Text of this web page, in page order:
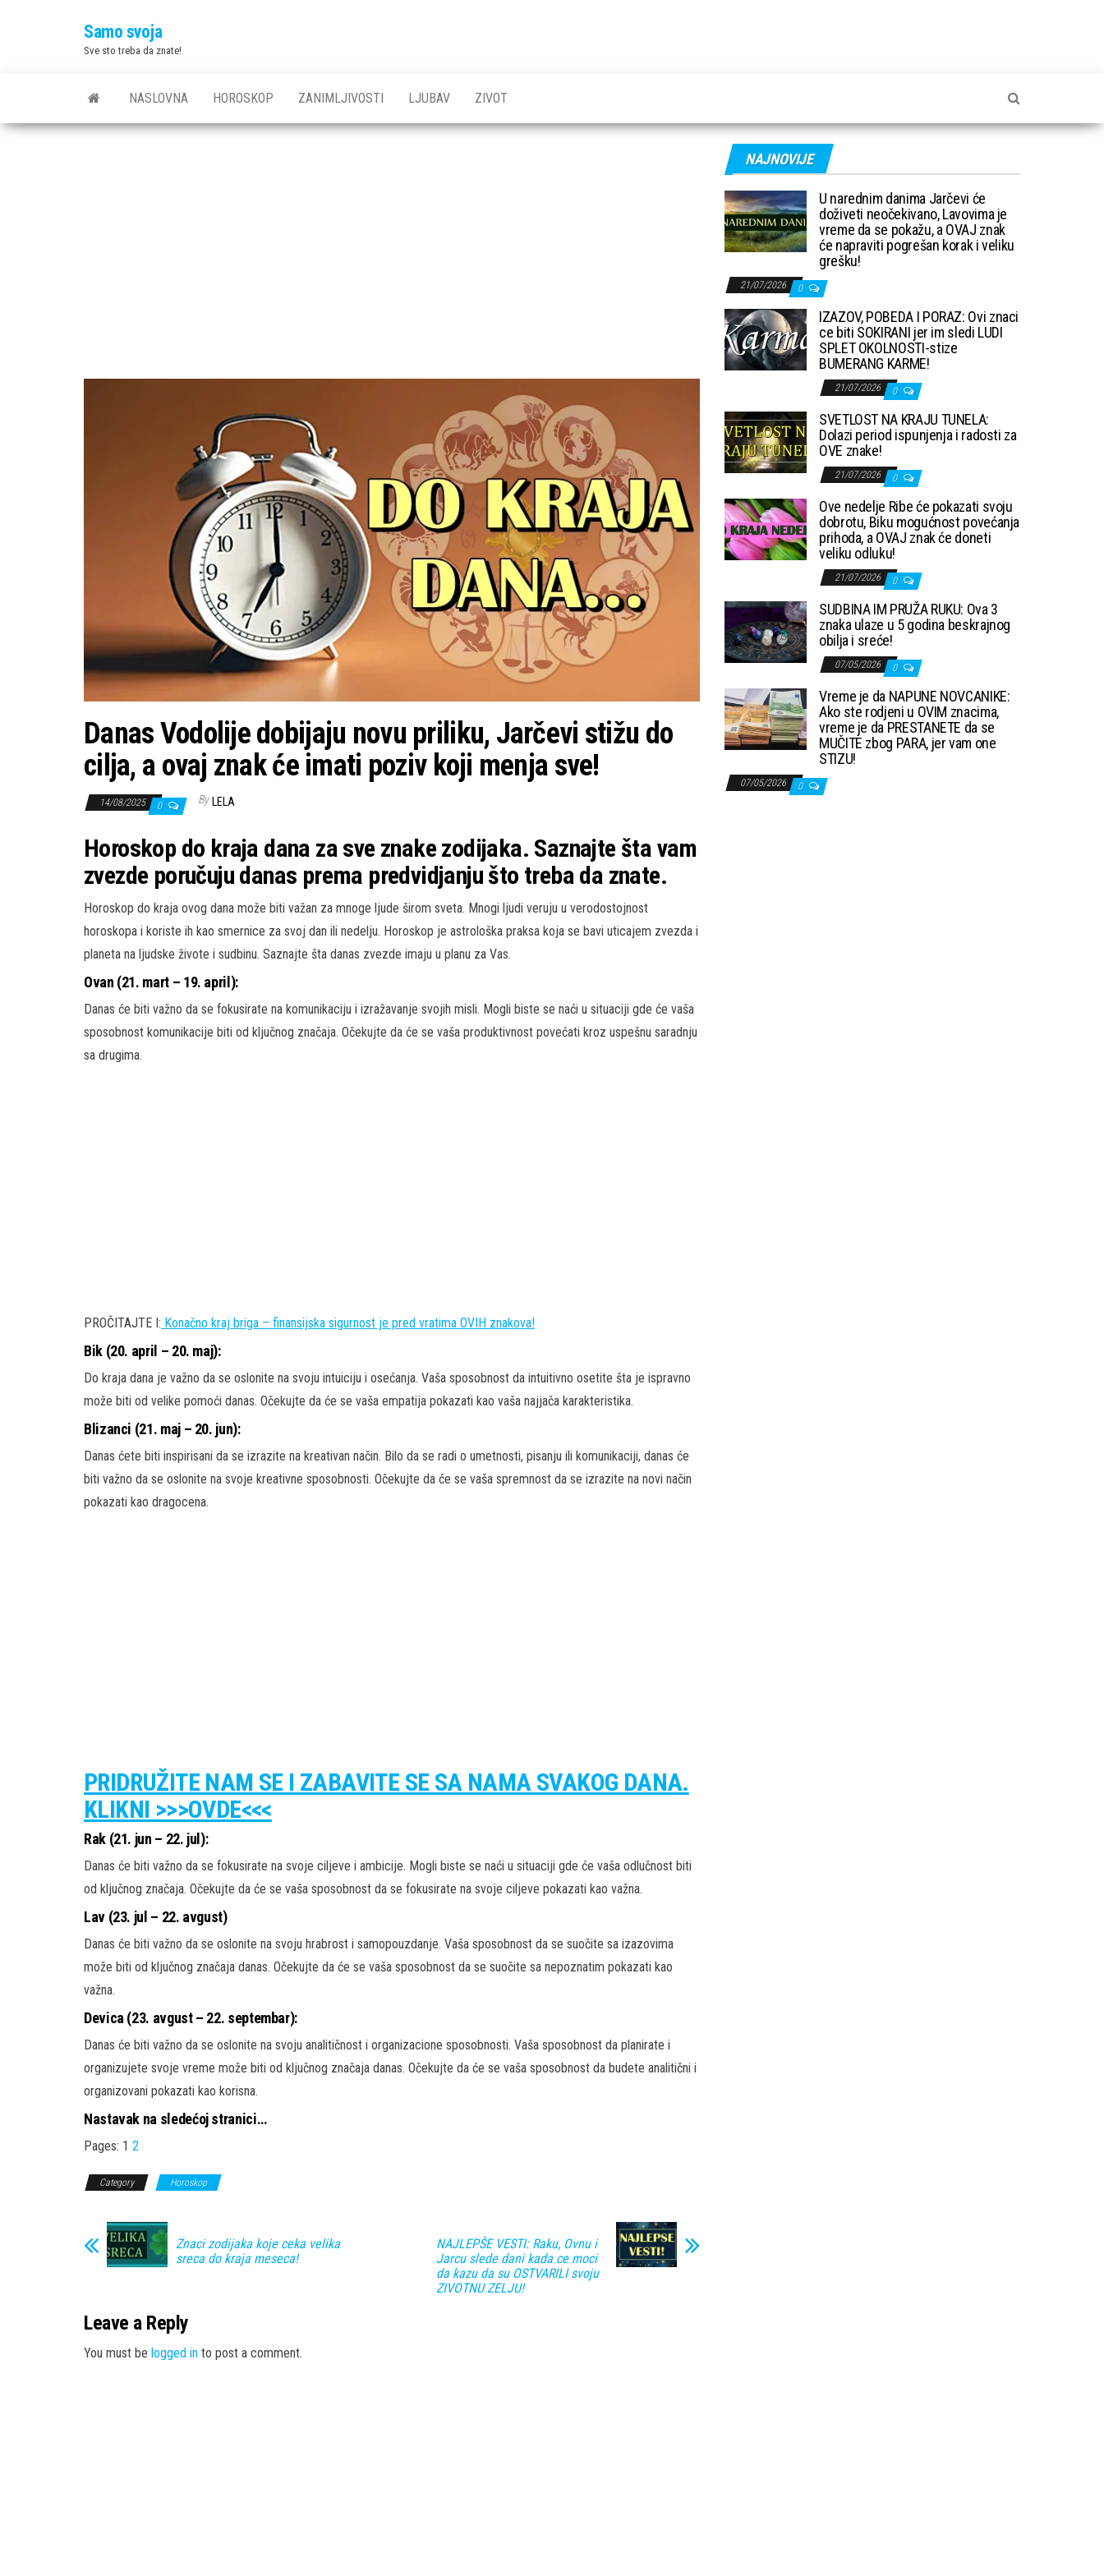
Samo svoja
Sve sto treba da znate!
NASLOVNA HOROSKOP ZANIMLJIVOSTI LJUBAV ZIVOT
Danas Vodolije dobijaju novu priliku, Jarčevi stižu do
cilja, a ovaj znak će imati poziv koji menja sve!
14/08/2025 0 By LELA
Horoskop do kraja dana za sve znake zodijaka. Saznajte šta vam
zvezde poručuju danas prema predvidjanju što treba da znate.
Horoskop do kraja ovog dana može biti važan za mnoge ljude širom sveta. Mnogi ljudi veruju u verodostojnost
horoskopa i koriste ih kao smernice za svoj dan ili nedelju. Horoskop je astrološka praksa koja se bavi uticajem zvezda i
planeta na ljudske živote i sudbinu. Saznajte šta danas zvezde imaju u planu za Vas.
Ovan (21. mart – 19. april):
Danas će biti važno da se fokusirate na komunikaciju i izražavanje svojih misli. Mogli biste se naći u situaciji gde će vaša
sposobnost komunikacije biti od ključnog značaja. Očekujte da će se vaša produktivnost povećati kroz uspešnu saradnju
sa drugima.
PROČITAJTE I: Konačno kraj briga – finansijska sigurnost je pred vratima OVIH znakova!
Bik (20. april – 20. maj):
Do kraja dana je važno da se oslonite na svoju intuiciju i osećanja. Vaša sposobnost da intuitivno osetite šta je ispravno
može biti od velike pomoći danas. Očekujte da će se vaša empatija pokazati kao vaša najjača karakteristika.
Blizanci (21. maj – 20. jun):
Danas ćete biti inspirisani da se izrazite na kreativan način. Bilo da se radi o umetnosti, pisanju ili komunikaciji, danas će
biti važno da se oslonite na svoje kreativne sposobnosti. Očekujte da će se vaša spremnost da se izrazite na novi način
pokazati kao dragocena.
PRIDRUŽITE NAM SE I ZABAVITE SE SA NAMA SVAKOG DANA.
KLIKNI >>>OVDE<<<
Rak (21. jun – 22. jul):
Danas će biti važno da se fokusirate na svoje ciljeve i ambicije. Mogli biste se naći u situaciji gde će vaša odlučnost biti
od ključnog značaja. Očekujte da će se vaša sposobnost da se fokusirate na svoje ciljeve pokazati kao važna.
Lav (23. jul – 22. avgust)
Danas će biti važno da se oslonite na svoju hrabrost i samopouzdanje. Vaša sposobnost da se suočite sa izazovima
može biti od ključnog značaja danas. Očekujte da će se vaša sposobnost da se suočite sa nepoznatim pokazati kao
važna.
Devica (23. avgust – 22. septembar):
Danas će biti važno da se oslonite na svoju analitičnost i organizacione sposobnosti. Vaša sposobnost da planirate i
organizujete svoje vreme može biti od ključnog značaja danas. Očekujte da će se vaša sposobnost da budete analitični i
organizovani pokazati kao korisna.
Nastavak na sledećoj stranici…
Pages: 1 2
Category Horoskop
Znaci zodijaka koje ceka velika
sreca do kraja meseca!
NAJLEPŠE VESTI: Raku, Ovnu i
Jarcu slede dani kada ce moci
da kazu da su OSTVARILI svoju
ZIVOTNU ZELJU!
Leave a Reply
You must be logged in to post a comment.
NAJNOVIJE
U narednim danima Jarčevi će
doživeti neočekivano, Lavovima je
vreme da se pokažu, a OVAJ znak
će napraviti pogrešan korak i veliku
grešku!
21/07/2026 0
IZAZOV, POBEDA I PORAZ: Ovi znaci
ce biti SOKIRANI jer im sledi LUDI
SPLET OKOLNOSTI-stize
BUMERANG KARME!
21/07/2026 0
SVETLOST NA KRAJU TUNELA:
Dolazi period ispunjenja i radosti za
OVE znake!
21/07/2026 0
Ove nedelje Ribe će pokazati svoju
dobrotu, Biku mogućnost povećanja
prihoda, a OVAJ znak će doneti
veliku odluku!
21/07/2026 0
SUDBINA IM PRUŽA RUKU: Ova 3
znaka ulaze u 5 godina beskrajnog
obilja i sreće!
07/05/2026 0
Vreme je da NAPUNE NOVCANIKE:
Ako ste rodjeni u OVIM znacima,
vreme je da PRESTANETE da se
MUČITE zbog PARA, jer vam one
STIZU!
07/05/2026 0